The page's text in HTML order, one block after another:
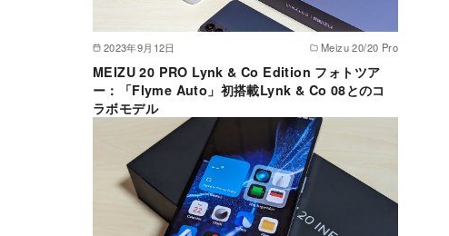
2023年9月12日 Meizu 20/20 Pro
MEIZU 20 PRO Lynk & Co Edition フォトツア
ー：「Flyme Auto」初搭載Lynk & Co 08とのコ
ラボモデル